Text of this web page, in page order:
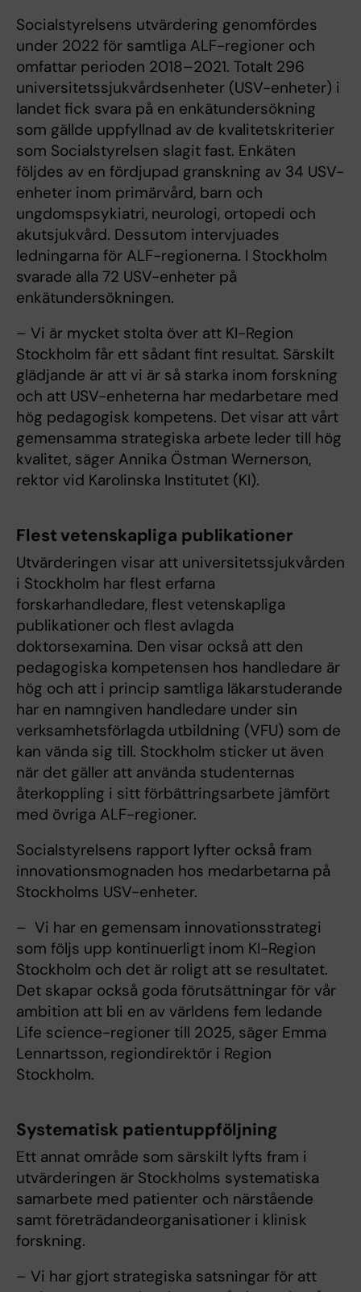
Socialstyrelsens utvärdering genomfördes
under 2022 för samtliga ALF-regioner och
omfattar perioden 2018–2021. Totalt 296
universitetssjukvårdsenheter (USV-enheter) i
landet fick svara på en enkätundersökning
som gällde uppfyllnad av de kvalitetskriterier
som Socialstyrelsen slagit fast. Enkäten
följdes av en fördjupad granskning av 34 USV-
enheter inom primärvård, barn och
ungdomspsykiatri, neurologi, ortopedi och
akutsjukvård. Dessutom intervjuades
ledningarna för ALF-regionerna. I Stockholm
svarade alla 72 USV-enheter på
enkätundersökningen.
– Vi är mycket stolta över att KI-Region
Stockholm får ett sådant fint resultat. Särskilt
glädjande är att vi är så starka inom forskning
och att USV-enheterna har medarbetare med
hög pedagogisk kompetens. Det visar att vårt
gemensamma strategiska arbete leder till hög
kvalitet, säger Annika Östman Wernerson,
rektor vid Karolinska Institutet (KI).
Flest vetenskapliga publikationer
Utvärderingen visar att universitetssjukvården
i Stockholm har flest erfarna
forskarhandledare, flest vetenskapliga
publikationer och flest avlagda
doktorsexamina. Den visar också att den
pedagogiska kompetensen hos handledare är
hög och att i princip samtliga läkarstuderande
har en namngiven handledare under sin
verksamhetsförlagda utbildning (VFU) som de
kan vända sig till. Stockholm sticker ut även
när det gäller att använda studenternas
återkoppling i sitt förbättringsarbete jämfört
med övriga ALF-regioner.
Socialstyrelsens rapport lyfter också fram
innovationsmognaden hos medarbetarna på
Stockholms USV-enheter.
– Vi har en gemensam innovationsstrategi
som följs upp kontinuerligt inom KI-Region
Stockholm och det är roligt att se resultatet.
Det skapar också goda förutsättningar för vår
ambition att bli en av världens fem ledande
Life science-regioner till 2025, säger Emma
Lennartsson, regiondirektör i Region
Stockholm.
Systematisk patientuppföljning
Ett annat område som särskilt lyfts fram i
utvärderingen är Stockholms systematiska
samarbete med patienter och närstående
samt företrädandeorganisationer i klinisk
forskning.
– Vi har gjort strategiska satsningar för att